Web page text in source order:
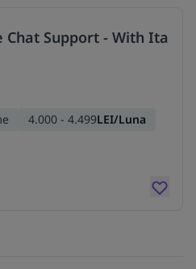
Chat Support - With Ita
4.000 - 4.499LEI/Luna